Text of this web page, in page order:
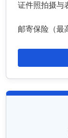
证件照拍摄与
邮寄保险（最